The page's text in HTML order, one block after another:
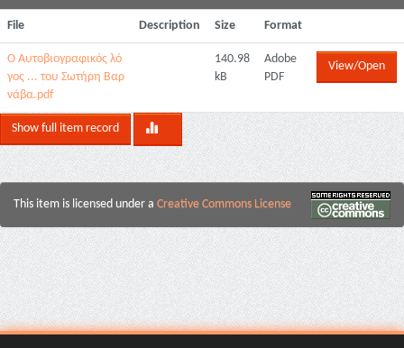
File Description Size Format
Ο Αυτοβιογραφικός λό
γος ... του Σωτήρη Βαρ
νάβα.pdf
140.98
kB
Adobe
PDF
View/Open
Show full item record
This item is licensed under a Creative Commons License